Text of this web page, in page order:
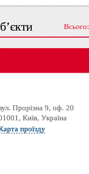
Всього:
Прорізна 9, оф. 20
Київ, Україна
проїзду